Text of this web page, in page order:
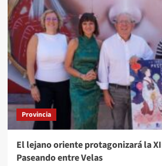
Provincia
El lejano oriente protagonizará la
Paseando entre Velas